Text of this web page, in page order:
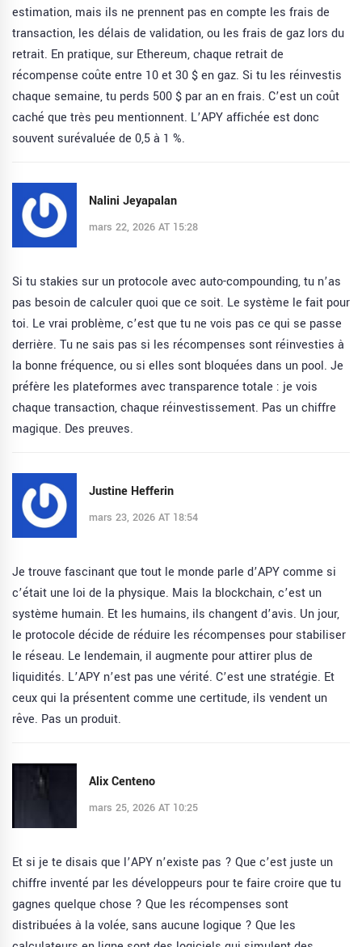
estimation, mais ils ne prennent pas en compte les frais de
transaction, les délais de validation, ou les frais de gaz lors du
retrait. En pratique, sur Ethereum, chaque retrait de
récompense coûte entre 10 et 30 $ en gaz. Si tu les réinvestis
chaque semaine, tu perds 500 $ par an en frais. C’est un coût
caché que très peu mentionnent. L’APY affichée est donc
souvent surévaluée de 0,5 à 1 %.
Nalini Jeyapalan
mars 22, 2026 AT 15:28
Si tu stakies sur un protocole avec auto-compounding, tu n’as
pas besoin de calculer quoi que ce soit. Le système le fait pour
toi. Le vrai problème, c’est que tu ne vois pas ce qui se passe
derrière. Tu ne sais pas si les récompenses sont réinvesties à
la bonne fréquence, ou si elles sont bloquées dans un pool. Je
préfère les plateformes avec transparence totale : je vois
chaque transaction, chaque réinvestissement. Pas un chiffre
magique. Des preuves.
Justine Hefferin
mars 23, 2026 AT 18:54
Je trouve fascinant que tout le monde parle d’APY comme si
c’était une loi de la physique. Mais la blockchain, c’est un
système humain. Et les humains, ils changent d’avis. Un jour,
le protocole décide de réduire les récompenses pour stabiliser
le réseau. Le lendemain, il augmente pour attirer plus de
liquidités. L’APY n’est pas une vérité. C’est une stratégie. Et
ceux qui la présentent comme une certitude, ils vendent un
rêve. Pas un produit.
Alix Centeno
mars 25, 2026 AT 10:25
Et si je te disais que l’APY n’existe pas ? Que c’est juste un
chiffre inventé par les développeurs pour te faire croire que tu
gagnes quelque chose ? Que les récompenses sont
distribuées à la volée, sans aucune logique ? Que les